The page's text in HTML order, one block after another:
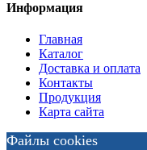
Информация
Главная
Каталог
Доставка и оплата
Контакты
Продукция
Карта сайта
Файлы cookies